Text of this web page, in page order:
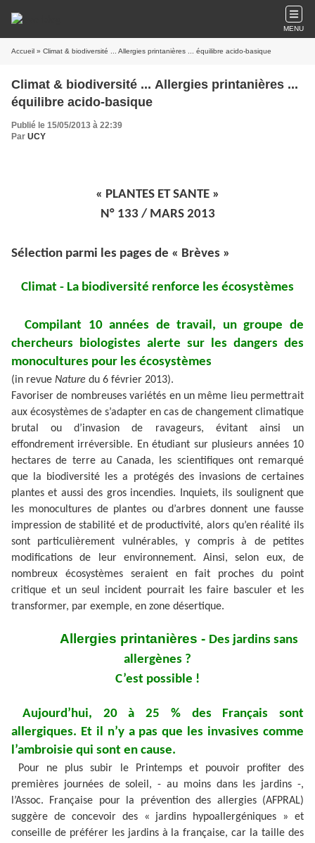
MENU
Accueil » Climat & biodiversité ... Allergies printanières ... équilibre acido-basique
Climat & biodiversité ... Allergies printanières ...
équilibre acido-basique
Publié le 15/05/2013 à 22:39
Par UCY
« PLANTES ET SANTE »
N° 133 / MARS 2013
Sélection parmi les pages de « Brèves »
Climat - La biodiversité renforce les écosystèmes
Compilant 10 années de travail, un groupe de
chercheurs biologistes alerte sur les dangers des
monocultures pour les écosystèmes
(in revue Nature du 6 février 2013).
Favoriser de nombreuses variétés en un même lieu permettrait
aux écosystèmes de s’adapter en cas de changement climatique
brutal ou d’invasion de ravageurs, évitant ainsi un
effondrement irréversible. En étudiant sur plusieurs années 10
hectares de terre au Canada, les scientifiques ont remarqué
que la biodiversité les a protégés des invasions de certaines
plantes et aussi des gros incendies. Inquiets, ils soulignent que
les monocultures de plantes ou d’arbres donnent une fausse
impression de stabilité et de productivité, alors qu’en réalité ils
sont particulièrement vulnérables, y compris à de petites
modifications de leur environnement. Ainsi, selon eux, de
nombreux écosystèmes seraient en fait proches du point
critique et un seul incident pourrait les faire basculer et les
transformer, par exemple, en zone désertique.
Allergies printanières - Des jardins sans
allergènes ?
C’est possible !
Aujourd’hui, 20 à 25 % des Français sont
allergiques. Et il n’y a pas que les invasives comme
l’ambroisie qui sont en cause.
Pour ne plus subir le Printemps et pouvoir profiter des
premières journées de soleil, - au moins dans les jardins -,
l’Assoc. Française pour la prévention des allergies (AFPRAL)
suggère de concevoir des « jardins hypoallergéniques » et
conseille de préférer les jardins à la française, car la taille des